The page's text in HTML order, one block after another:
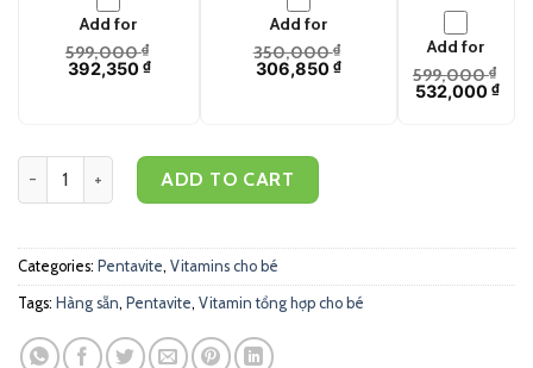
Add for
599,000₫
392,350₫
Add for
350,000₫
306,850₫
Add for
599,000₫
532,000 ₫
Pentavite Gold Bổ sung Vitamin tổng hợp + sắt cho bé 1-12 tuổi
ADD TO CART
Categories: Pentavite, Vitamins cho bé
Tags: Hàng sẵn, Pentavite, Vitamin tổng hợp cho bé